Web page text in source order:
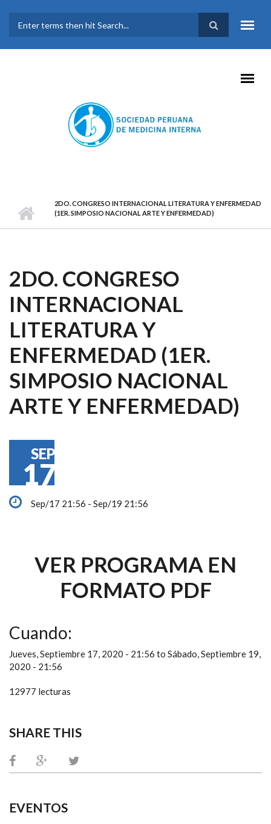
FORMULARIO DE
BÚSQUEDA
2DO. CONGRESO INTERNACIONAL LITERATURA Y ENFERMEDAD
(1ER. SIMPOSIO NACIONAL ARTE Y ENFERMEDAD)
2DO. CONGRESO
INTERNACIONAL
LITERATURA Y
ENFERMEDAD (1ER.
SIMPOSIO NACIONAL
ARTE Y ENFERMEDAD)
SEP
17
Sep/17 21:56 - Sep/19 21:56
VER PROGRAMA EN
FORMATO PDF
Cuando:
Jueves, Septiembre 17, 2020 - 21:56 to Sábado, Septiembre 19,
2020 - 21:56
12977 lecturas
SHARE THIS
EVENTOS